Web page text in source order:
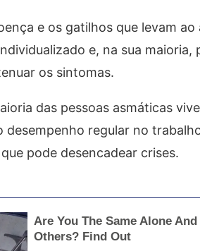
e os gatilhos que levam
e, na sua
os sintomas.
das pessoas asmáticas
desempenho regular no
pode desencadear crises.